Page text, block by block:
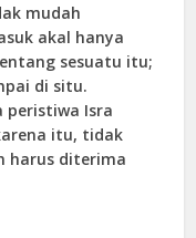
mudah
akal hanya
sesuatu itu;
di situ.
peristiwa Isra
itu, tidak
harus diterima